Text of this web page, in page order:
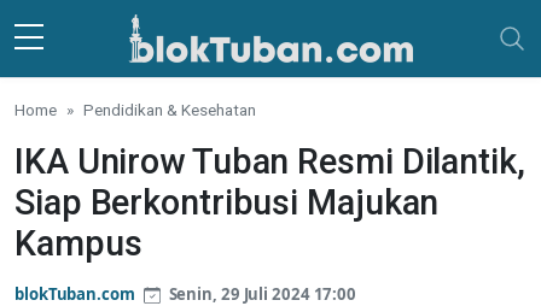
Skip to main content
Home Pendidikan & Kesehatan
IKA Unirow Tuban Resmi Dilantik,
Siap Berkontribusi Majukan
Kampus
blokTuban.com Senin, 29 Juli 2024 17:00